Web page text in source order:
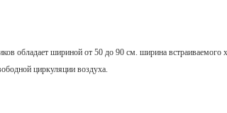
обладает шириной от 50 до 90 см. ширина
циркуляции воздуха.